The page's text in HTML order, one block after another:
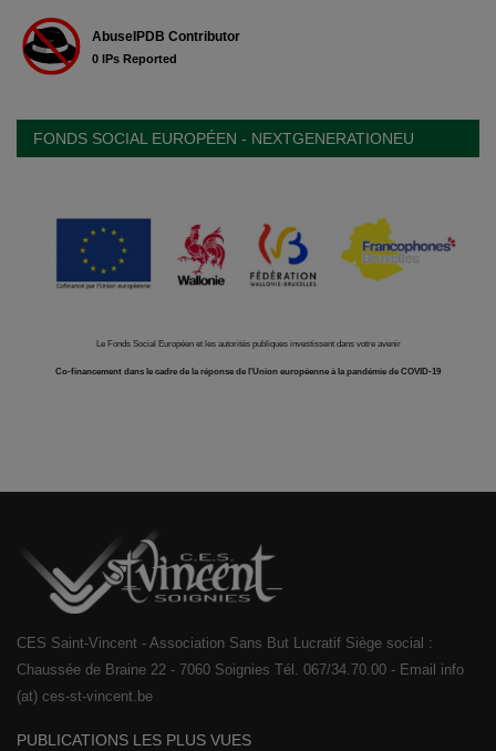
FONDS SOCIAL EUROPÉEN - NEXTGENERATIONEU
Le Fonds Social Européen et les autorités publiques investissent dans votre avenir
Co-financement dans le cadre de la réponse de l'Union européenne à la pandémie de COVID-19
CES Saint-Vincent - Association Sans But Lucratif Siège social :
Chaussée de Braine 22 - 7060 Soignies Tél. 067/34.70.00 - Email info
(at) ces-st-vincent.be
PUBLICATIONS LES PLUS VUES